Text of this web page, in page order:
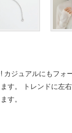
カジュアルにもフォ
す。 トレンドに左
す。